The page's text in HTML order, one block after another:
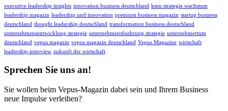
executive leadership insights innovation business deutschland kmu strategie wachstum
leadership magazin leadership und innovation premium business magazin startup business
deutschland thought leadership deutschland transformation business deutschland
unternehmensentwicklung strategie unternehmensfuehrung strategie unternehmertum
deutschland vepus magazin vepus magazin deutschland Vepus Magazine wirtschaft
leadership interview zukunft der wirtschaft
Sprechen Sie uns an!
Sie wollen beim Vepus-Magazin dabei sein und Ihrem Business
neue Impulse verleihen?